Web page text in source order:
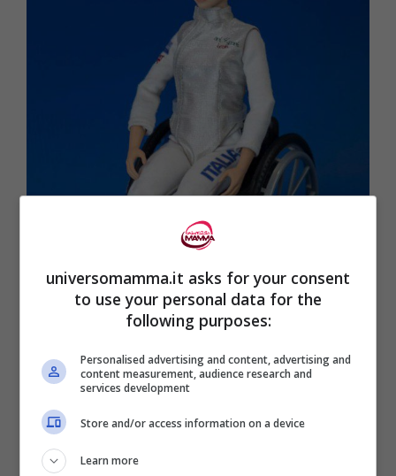
Bebe Vio campionessa olimpica diventa Barbie | VIDEO |
universomamma.it asks for your consent
to use your personal data for the
following purposes:
Personalised advertising and content, advertising and
content measurement, audience research and
services development
Store and/or access information on a device
Learn more